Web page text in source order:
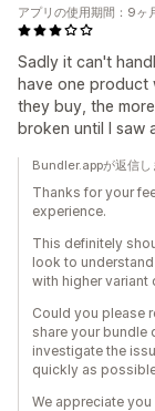
Sadly it can't
have one product
they buy, the
broken until I saw
アプリの使用期間：9ヶ
Bundler.appが返信
Thanks for your
experience.
This definitely
look to
with higher variant
Could you please
share your bundle
investigate the
quickly as
We appreciate